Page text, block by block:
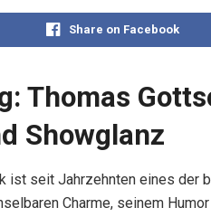
Share on Facebook
Thomas
Showglanz
ist seit Jahrzehnten eines der
Charme, seinem